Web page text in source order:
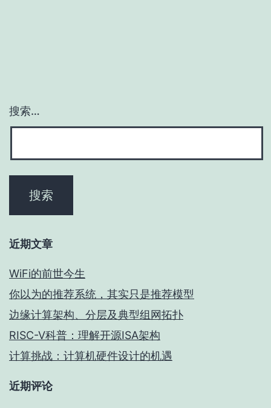
搜索…
近期文章
WiFi的前世今生
你以为的推荐系统，其实只是推荐模型
边缘计算架构、分层及典型组网拓扑
RISC-V科普：理解开源ISA架构
计算挑战：计算机硬件设计的机遇
近期评论